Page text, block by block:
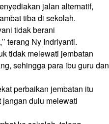
jalan alternatif,
tiba di sekolah.
tidak berani
terang Ny Indriyanti.
tidak melewati jembatan
sehingga para ibu guru dan
perbaikan jembatan itu
dulu melewati